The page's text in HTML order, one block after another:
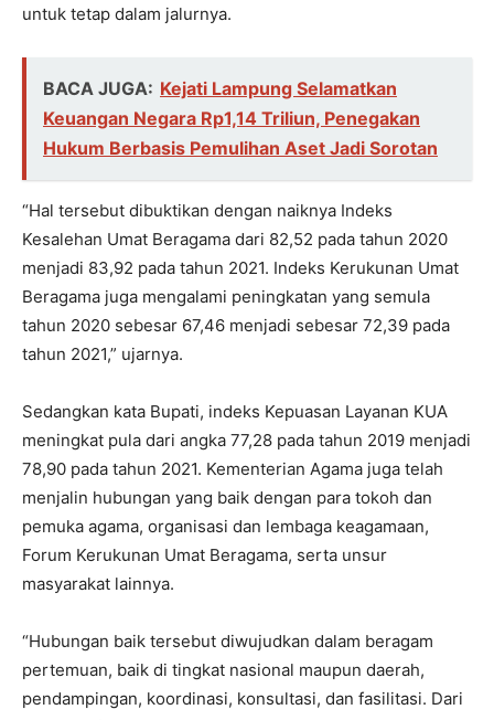
untuk tetap dalam jalurnya.
BACA JUGA: Kejati Lampung Selamatkan
Keuangan Negara Rp1,14 Triliun, Penegakan
Hukum Berbasis Pemulihan Aset Jadi Sorotan
“Hal tersebut dibuktikan dengan naiknya Indeks
Kesalehan Umat Beragama dari 82,52 pada tahun 2020
menjadi 83,92 pada tahun 2021. Indeks Kerukunan Umat
Beragama juga mengalami peningkatan yang semula
tahun 2020 sebesar 67,46 menjadi sebesar 72,39 pada
tahun 2021,” ujarnya.
Sedangkan kata Bupati, indeks Kepuasan Layanan KUA
meningkat pula dari angka 77,28 pada tahun 2019 menjadi
78,90 pada tahun 2021. Kementerian Agama juga telah
menjalin hubungan yang baik dengan para tokoh dan
pemuka agama, organisasi dan lembaga keagamaan,
Forum Kerukunan Umat Beragama, serta unsur
masyarakat lainnya.
“Hubungan baik tersebut diwujudkan dalam beragam
pertemuan, baik di tingkat nasional maupun daerah,
pendampingan, koordinasi, konsultasi, dan fasilitasi. Dari